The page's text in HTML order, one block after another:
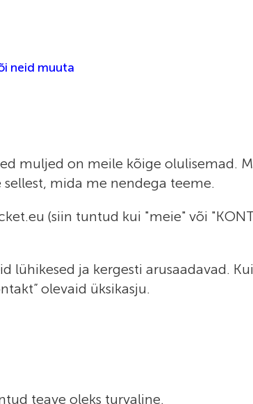
neid muuta
muljed on meile kõige olulisemad.
mida me nendega teeme.
(siin tuntud kui "meie" või
lühikesed ja kergesti arusaadavad.
olevaid üksikasju.
teave oleks turvaline.